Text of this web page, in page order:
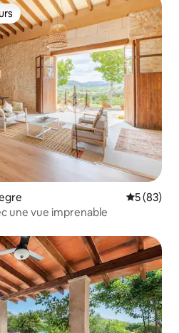
les plus appréciés
5 (83)
une vue imprenable